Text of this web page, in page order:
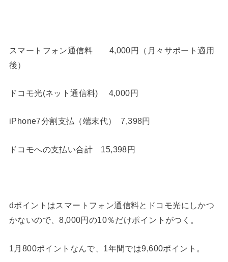
スマートフォン通信料 4,000円（月々サポート適用
後）
ドコモ光(ネット通信料) 4,000円
iPhone7分割支払（端末代） 7,398円
ドコモへの支払い合計 15,398円
dポイントはスマートフォン通信料とドコモ光にしかつ
かないので、8,000円の10％だけポイントがつく。
1月800ポイントなんで、1年間では9,600ポイント。